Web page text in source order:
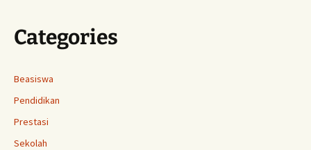
Categories
Beasiswa
Pendidikan
Prestasi
Sekolah